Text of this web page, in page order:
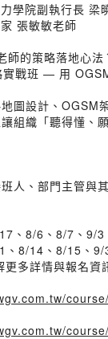
學院副執行長 梁
張敏敏老師
的策略落地心法
實戰班 — 用
圖設計、OGSM
組織「聽得懂、
人、部門主管與
、8/6、8/7、9/3
、8/14、8/15、9/
多詳情與報名資